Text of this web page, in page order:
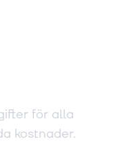
för alla
kostnader.